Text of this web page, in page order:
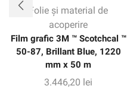
Folie și material de
acoperire
Film grafic 3M ™ Scotchcal ™
50-87, Brillant Blue, 1220
mm x 50 m
3.446,20 lei